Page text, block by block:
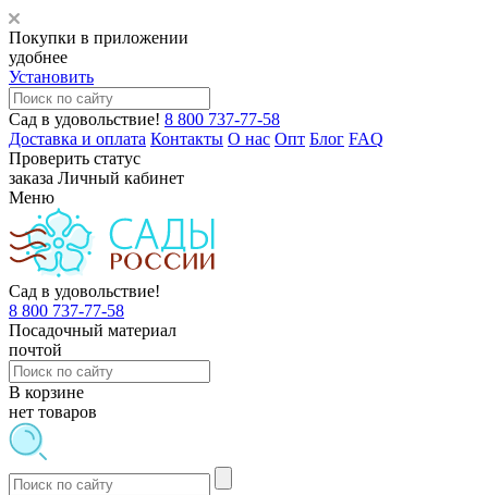
Покупки в приложении
удобнее
Установить
Сад в удовольствие! 8 800 737-77-58
Доставка и оплата Контакты О нас Опт Блог FAQ
Проверить статус
заказа Личный кабинет
Меню
Сад в удовольствие!
8 800 737-77-58
Посадочный материал
почтой
В корзине
нет товаров